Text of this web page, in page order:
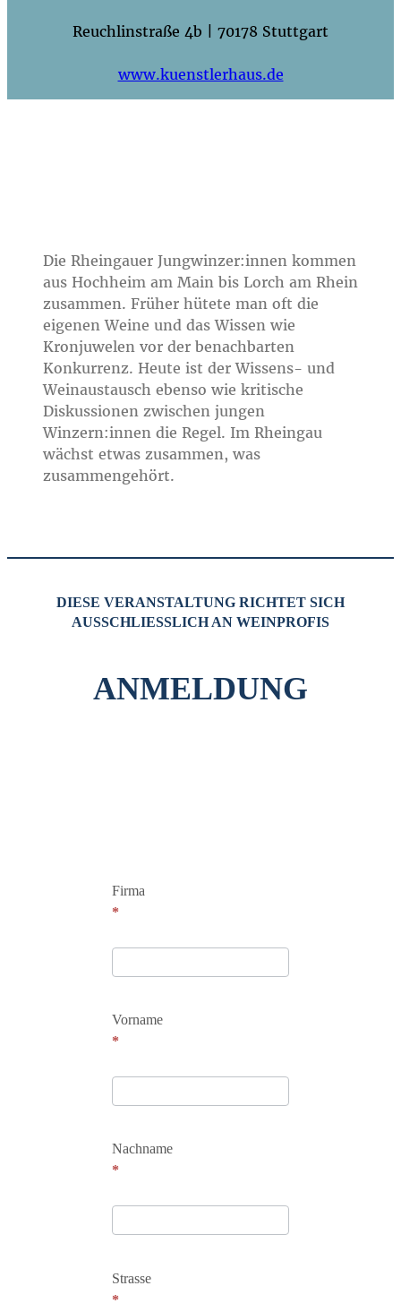
Reuchlinstraße 4b | 70178 Stuttgart
www.kuenstlerhaus.de
Die Rheingauer Jungwinzer:innen kommen
aus Hochheim am Main bis Lorch am Rhein
zusammen. Früher hütete man oft die
eigenen Weine und das Wissen wie
Kronjuwelen vor der benachbarten
Konkurrenz. Heute ist der Wissens- und
Weinaustausch ebenso wie kritische
Diskussionen zwischen jungen
Winzern:innen die Regel. Im Rheingau
wächst etwas zusammen, was
zusammengehört.
DIESE VERANSTALTUNG RICHTET SICH
AUSSCHLIESSLICH AN WEINPROFIS
ANMELDUNG
Firma
*
Vorname
*
Nachname
*
Strasse
*